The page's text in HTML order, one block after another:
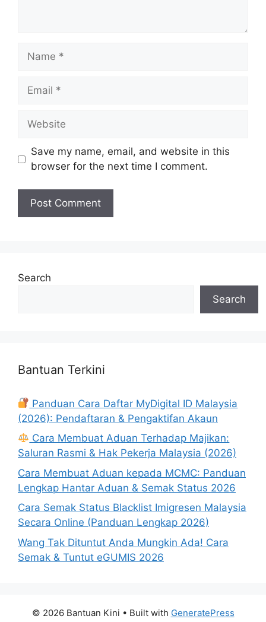
Name
Email
Website
Save my name, email, and website in this
browser for the next time I comment.
Search
Search
Bantuan Terkini
Panduan Cara Daftar MyDigital ID Malaysia
(2026): Pendaftaran & Pengaktifan Akaun
Cara Membuat Aduan Terhadap Majikan:
Saluran Rasmi & Hak Pekerja Malaysia (2026)
Cara Membuat Aduan kepada MCMC: Panduan
Lengkap Hantar Aduan & Semak Status 2026
Cara Semak Status Blacklist Imigresen Malaysia
Secara Online (Panduan Lengkap 2026)
Wang Tak Dituntut Anda Mungkin Ada! Cara
Semak & Tuntut eGUMIS 2026
© 2026 Bantuan Kini • Built with GeneratePress